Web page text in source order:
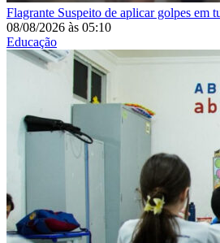
Flagrante Suspeito de aplicar golpes em
08/08/2026 às 05:10
Educação